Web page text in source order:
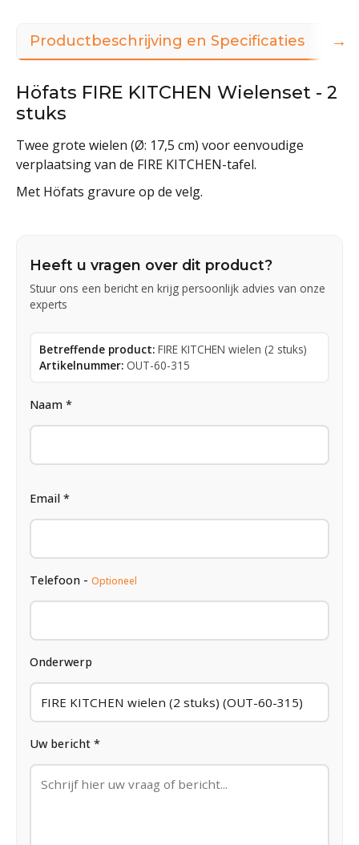
Productbeschrijving en Specificaties
Höfats FIRE KITCHEN Wielenset - 2
stuks
Twee grote wielen (Ø: 17,5 cm) voor eenvoudige
verplaatsing van de FIRE KITCHEN-tafel.
Met Höfats gravure op de velg.
Heeft u vragen over dit product?
Stuur ons een bericht en krijg persoonlijk advies van onze
experts
Betreffende product: FIRE KITCHEN wielen (2 stuks)
Artikelnummer: OUT-60-315
Naam *
Email *
Telefoon - Optioneel
Onderwerp
Uw bericht *
→